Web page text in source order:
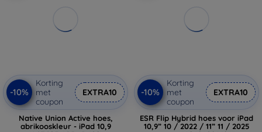
-10%
Korting
met
coupon
EXTRA10
Native Union Active hoes,
abrikooskleur - iPad 10,9
-10%
Korting
met
coupon
EXTRA10
ESR Flip Hybrid hoes voor iPad
10,9” 10 / 2022 / 11” 11 / 2025